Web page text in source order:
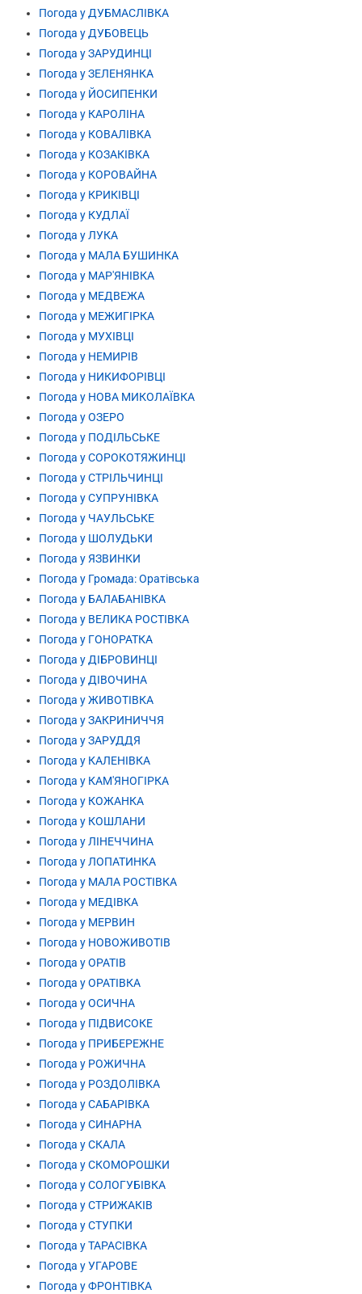
Погода у ДУБМАСЛІВКА
Погода у ДУБОВЕЦЬ
Погода у ЗАРУДИНЦІ
Погода у ЗЕЛЕНЯНКА
Погода у ЙОСИПЕНКИ
Погода у КАРОЛІНА
Погода у КОВАЛІВКА
Погода у КОЗАКІВКА
Погода у КОРОВАЙНА
Погода у КРИКІВЦІ
Погода у КУДЛАЇ
Погода у ЛУКА
Погода у МАЛА БУШИНКА
Погода у МАР'ЯНІВКА
Погода у МЕДВЕЖА
Погода у МЕЖИГІРКА
Погода у МУХІВЦІ
Погода у НЕМИРІВ
Погода у НИКИФОРІВЦІ
Погода у НОВА МИКОЛАЇВКА
Погода у ОЗЕРО
Погода у ПОДІЛЬСЬКЕ
Погода у СОРОКОТЯЖИНЦІ
Погода у СТРІЛЬЧИНЦІ
Погода у СУПРУНІВКА
Погода у ЧАУЛЬСЬКЕ
Погода у ШОЛУДЬКИ
Погода у ЯЗВИНКИ
Погода у Громада: Оратівська
Погода у БАЛАБАНІВКА
Погода у ВЕЛИКА РОСТІВКА
Погода у ГОНОРАТКА
Погода у ДІБРОВИНЦІ
Погода у ДІВОЧИНА
Погода у ЖИВОТІВКА
Погода у ЗАКРИНИЧЧЯ
Погода у ЗАРУДДЯ
Погода у КАЛЕНІВКА
Погода у КАМ'ЯНОГІРКА
Погода у КОЖАНКА
Погода у КОШЛАНИ
Погода у ЛІНЕЧЧИНА
Погода у ЛОПАТИНКА
Погода у МАЛА РОСТІВКА
Погода у МЕДІВКА
Погода у МЕРВИН
Погода у НОВОЖИВОТІВ
Погода у ОРАТІВ
Погода у ОРАТІВКА
Погода у ОСИЧНА
Погода у ПІДВИСОКЕ
Погода у ПРИБЕРЕЖНЕ
Погода у РОЖИЧНА
Погода у РОЗДОЛІВКА
Погода у САБАРІВКА
Погода у СИНАРНА
Погода у СКАЛА
Погода у СКОМОРОШКИ
Погода у СОЛОГУБІВКА
Погода у СТРИЖАКІВ
Погода у СТУПКИ
Погода у ТАРАСІВКА
Погода у УГАРОВЕ
Погода у ФРОНТІВКА